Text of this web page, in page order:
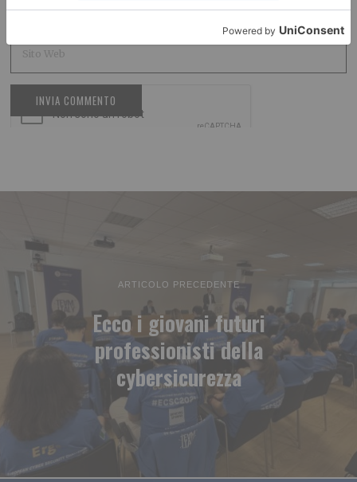
ARTICOLO PRECEDENTE
Ecco i giovani futuri
professionisti della
cybersicurezza